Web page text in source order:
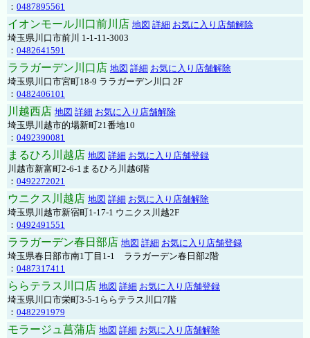
： 0487895561
イオンモール川口前川店 地図 詳細 お気に入り店舗解除
埼玉県川口市前川 1-1-11-3003
： 0482641591
ララガーデン川口店 地図 詳細 お気に入り店舗解除
埼玉県川口市宮町18-9 ララガーデン川口 2F
： 0482406101
川越西店 地図 詳細 お気に入り店舗解除
埼玉県川越市的場新町21番地10
： 0492390081
まるひろ川越店 地図 詳細 お気に入り店舗登録
川越市新富町2-6-1まるひろ川越6階
： 0492272021
ウニクス川越店 地図 詳細 お気に入り店舗解除
埼玉県川越市新宿町1-17-1 ウニクス川越2F
： 0492491551
ララガーデン春日部店 地図 詳細 お気に入り店舗登録
埼玉県春日部市南1丁目1-1 ララガーデン春日部2階
： 0487317411
ららテラス川口店 地図 詳細 お気に入り店舗登録
埼玉県川口市栄町3-5-1ららテラス川口7階
： 0482291979
モラージュ菖蒲店 地図 詳細 お気に入り店舗解除